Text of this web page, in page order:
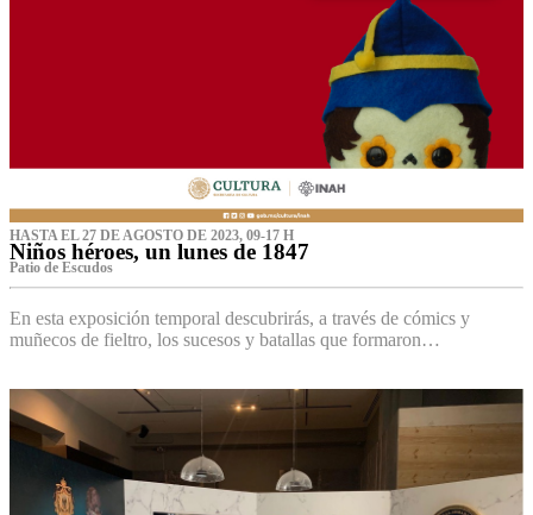
HASTA EL 27 DE AGOSTO DE 2023, 09-17 H
Niños héroes, un lunes de 1847
Patio de Escudos
En esta exposición temporal descubrirás, a través de cómics y
muñecos de fieltro, los sucesos y batallas que formaron…